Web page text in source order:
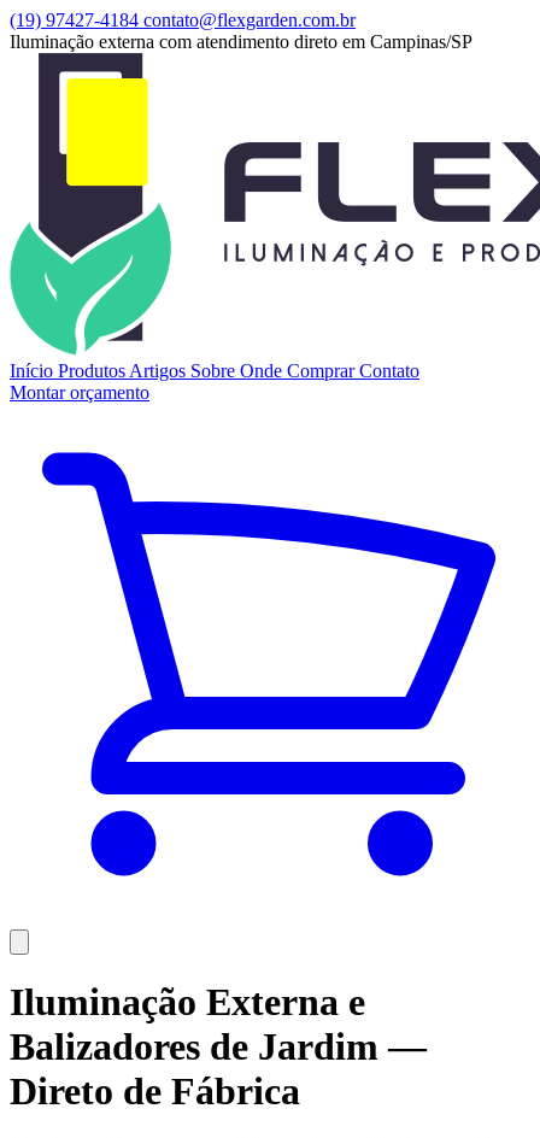
(19) 97427-4184 contato@flexgarden.com.br
Iluminação externa com atendimento direto em Campinas/SP
Início Produtos Artigos Sobre Onde ComprarContato
Montar orçamento
Iluminação Externa e
Balizadores de Jardim —
Direto de Fábrica